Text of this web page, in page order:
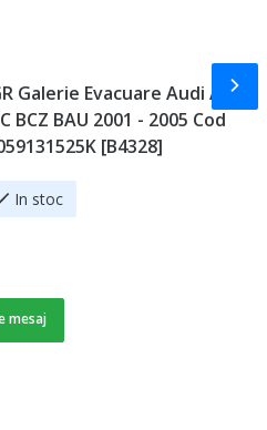
Galerie Evacuare Audi A4
BCZ BAU 2001 - 2005 Cod
[B4328]
In stoc
mesaj